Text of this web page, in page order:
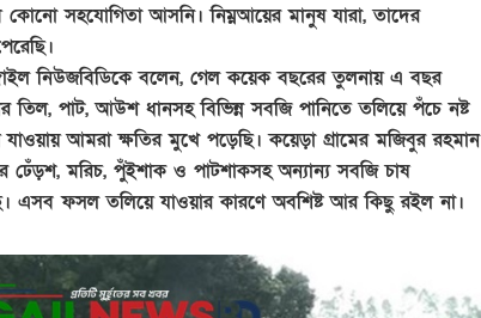
সহযোগিতা আসনি। নিম্নআয়ের মানুষ যারা, তাদের
নিউজবিডিকে বলেন, গেল কয়েক বছরের তুলনায় এ বছর
তিল, পাট, আউশ ধানসহ বিভিন্ন সবজি পানিতে তলিয়ে পঁচে নষ্ট
আমরা ক্ষতির মুখে পড়েছি। কয়েড়া গ্রামের মজিবুর রহমান
ঢেঁড়শ, মরিচ, পুঁইশাক ও পাটশাকসহ অন্যান্য সবজি চাষ
এসব ফসল তলিয়ে যাওয়ার কারণে অবশিষ্ট আর কিছু রইল না।